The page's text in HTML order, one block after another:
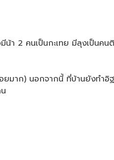
น้า 2 คนเป็นกะเทย มีลุงเป็นค
ยมาก) นอกจากนี้ ที่บ้านยังทำอิ